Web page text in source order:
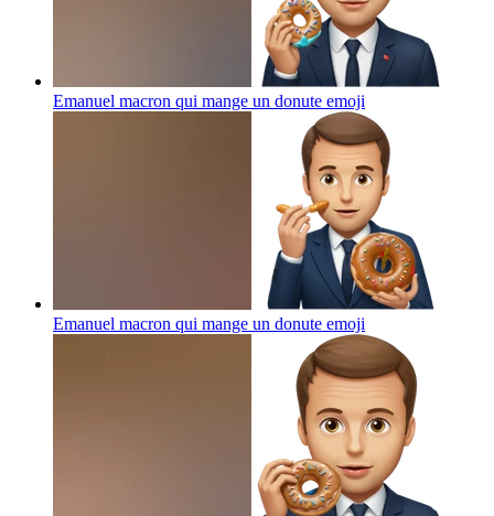
Emanuel macron qui mange un donute emoji
Emanuel macron qui mange un donute emoji